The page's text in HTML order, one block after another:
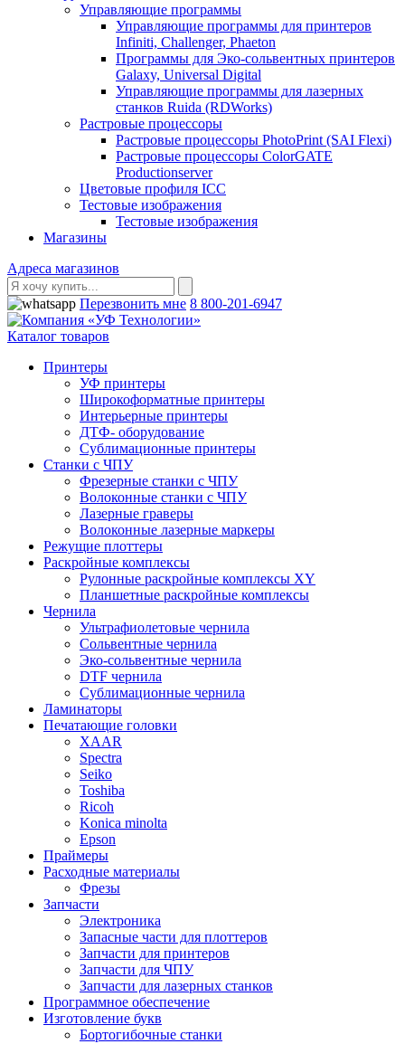
Управляющие программы
Управляющие программы для принтеров
Infiniti, Challenger, Phaeton
Программы для Эко-сольвентных принтеров
Galaxy, Universal Digital
Управляющие программы для лазерных
станков Ruida (RDWorks)
Растровые процессоры
Растровые процессоры PhotoPrint (SAI Flexi)
Растровые процессоры ColorGATE
Productionserver
Цветовые профиля ICC
Тестовые изображения
Тестовые изображения
Магазины
Адреса магазинов
Перезвонить мне 8 800-201-6947
Каталог товаров
Принтеры
УФ принтеры
Широкоформатные принтеры
Интерьерные принтеры
ДТФ- оборудование
Сублимационные принтеры
Станки с ЧПУ
Фрезерные станки с ЧПУ
Волоконные станки с ЧПУ
Лазерные граверы
Волоконные лазерные маркеры
Режущие плоттеры
Раскройные комплексы
Рулонные раскройные комплексы XY
Планшетные раскройные комплексы
Чернила
Ультрафиолетовые чернила
Сольвентные чернила
Эко-сольвентные чернила
DTF чернила
Сублимационные чернила
Ламинаторы
Печатающие головки
XAAR
Spectra
Seiko
Toshiba
Ricoh
Konica minolta
Epson
Праймеры
Расходные материалы
Фрезы
Запчасти
Электроника
Запасные части для плоттеров
Запчасти для принтеров
Запчасти для ЧПУ
Запчасти для лазерных станков
Программное обеспечение
Изготовление букв
Бортогибочные станки